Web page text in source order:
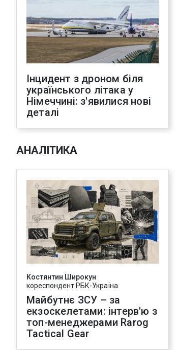
Інцидент з дроном біля
українського літака у
Німеччині: з'явилися нові
деталі
АНАЛІТИКА
Костянтин Широкун
кореспондент РБК-Україна
Майбутнє ЗСУ – за
екзоскелетами: інтерв'ю з
топ-менеджерами Rarog
Tactical Gear